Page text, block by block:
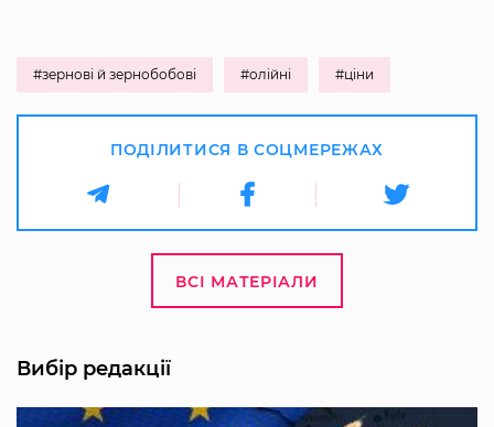
#зернові й зернобобові #олійні #ціни
ПОДІЛИТИСЯ В СОЦМЕРЕЖАХ
ВСІ МАТЕРІАЛИ
Вибір редакції